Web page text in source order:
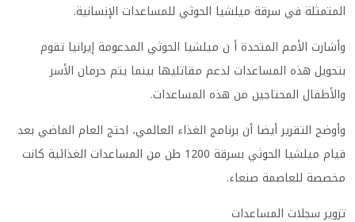
المتمثلة في سرقة ميلشيا الحوثي للمساعدات الإنسانية.
وأشارت الأمم المتحدة أ ن ميلشيا الحوثي المدعومة إيرانيا تقوم
بتحويل هذه المساعدات لدعم مقاتليها بينما يتم حرمان الأسر
والأطفال المحتاجين من هذه المساعدات.
وأوضح التقرير أيضا أن برنامج الغذاء العالمي، احتج العام الماضي بعد
قيام ميلشيا الحوثي بسرقة 1200 طن من المساعدات الغذائية كانت
مخصصة للعاصمة صنعاء.
تزوير سجلات المساعدات